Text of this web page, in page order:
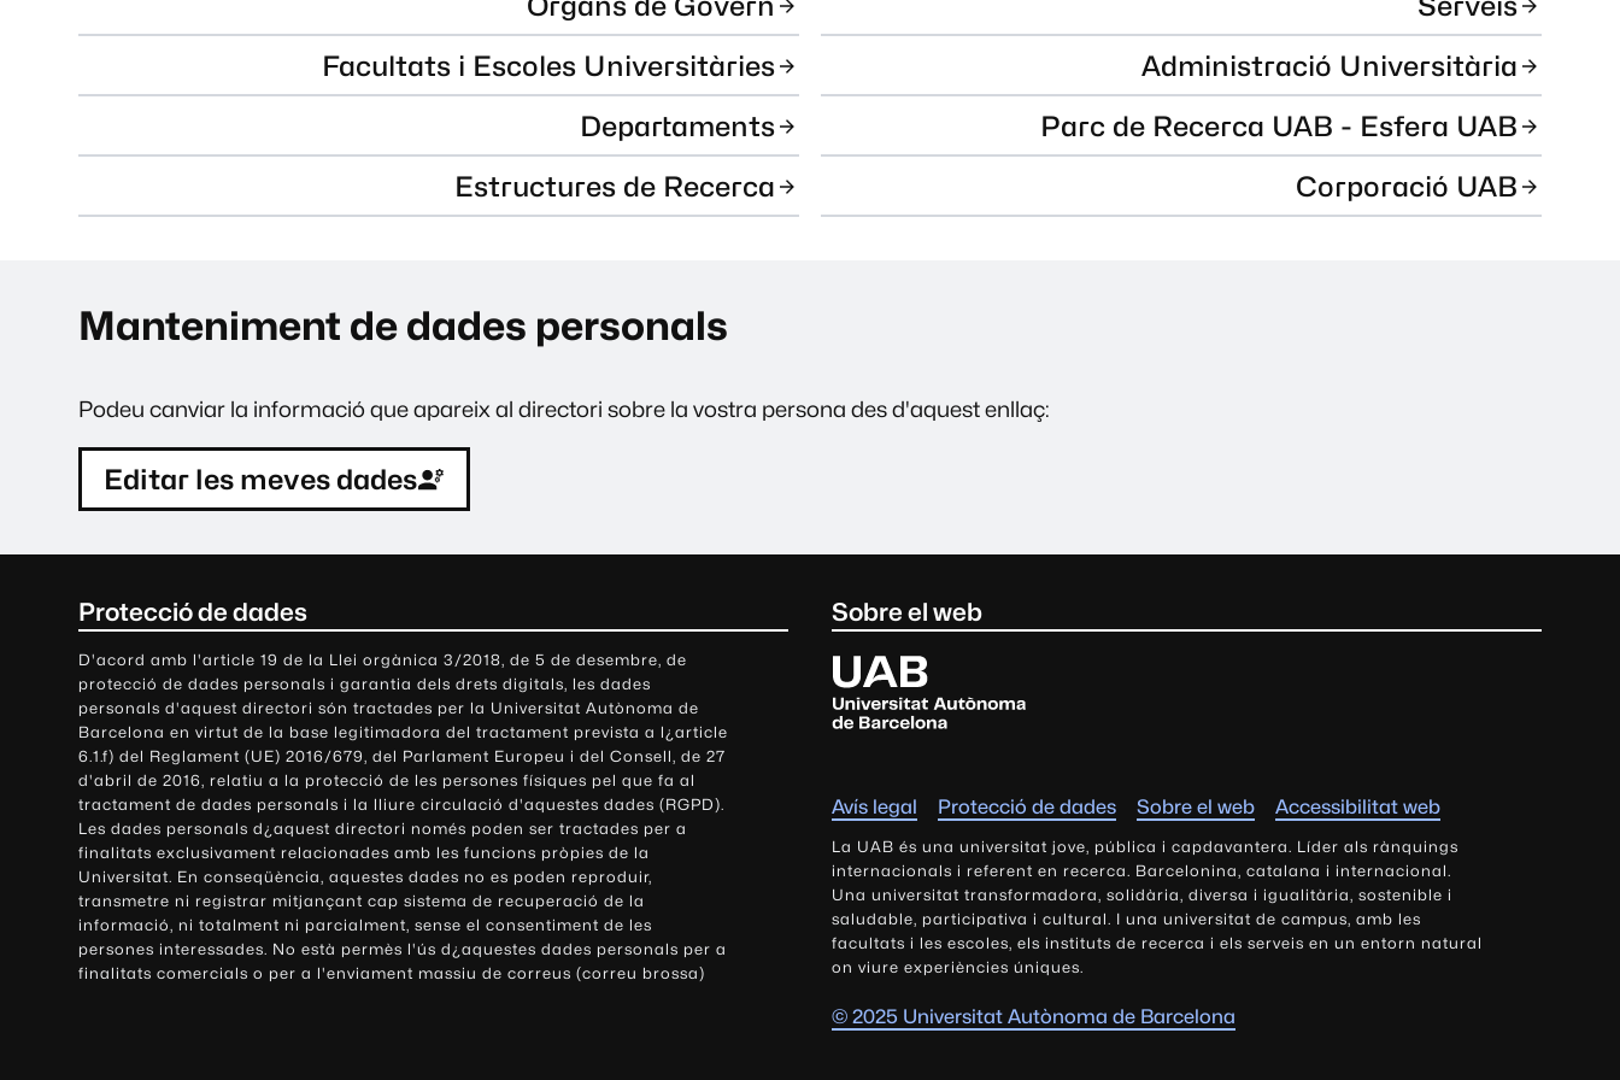
Facultats i Escoles Universitàries
Departaments
Estructures de Recerca
Administració Universitària
Parc de Recerca UAB - Esfera UAB
Corporació UAB
Manteniment de dades personals
Podeu canviar la informació que apareix al directori sobre la vostra persona des d'aquest enllaç:
Editar les meves dades
Protecció de dades
D'acord amb l'article 19 de la Llei orgànica 3/2018, de 5 de desembre, de
protecció de dades personals i garantia dels drets digitals, les dades
personals d'aquest directori són tractades per la Universitat Autònoma de
Barcelona en virtut de la base legitimadora del tractament prevista a l¿article
6.1.f) del Reglament (UE) 2016/679, del Parlament Europeu i del Consell, de 27
d'abril de 2016, relatiu a la protecció de les persones físiques pel que fa al
tractament de dades personals i la lliure circulació d'aquestes dades (RGPD).
Les dades personals d¿aquest directori només poden ser tractades per a
finalitats exclusivament relacionades amb les funcions pròpies de la
Universitat. En conseqüència, aquestes dades no es poden reproduir,
transmetre ni registrar mitjançant cap sistema de recuperació de la
informació, ni totalment ni parcialment, sense el consentiment de les
persones interessades. No està permès l'ús d¿aquestes dades personals per a
finalitats comercials o per a l'enviament massiu de correus (correu brossa)
Sobre el web
U
n
i
s
i
t
a
t
A
u
t
ò
Avís legal Protecció de dades Sobre el web Accessibilitat web
La UAB és una universitat jove, pública i capdavantera. Líder als rànquings
internacionals i referent en recerca. Barcelonina, catalana i internacional.
Una universitat transformadora, solidària, diversa i igualitària, sostenible i
saludable, participativa i cultural. I una universitat de campus, amb les
facultats i les escoles, els instituts de recerca i els serveis en un entorn natural
on viure experiències úniques.
© 2025 Universitat Autònoma de Barcelona